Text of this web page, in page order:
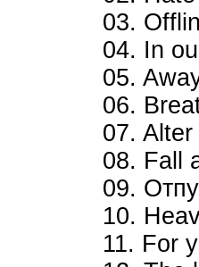
03.
04. In
05.
06.
07. Alter
08. Fall
09.
10.
11. For